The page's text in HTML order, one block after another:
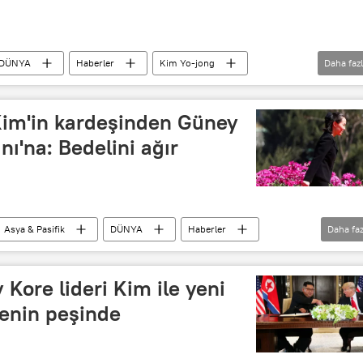
DÜNYA Haberler
Kim Yo-jong
Jen Psaki Beyaz Saray
ABD
Daha
kardeşinden Güney
Bedelini ağır
Asya & Pasifik DÜNYA
Haberler
Kovid-19 Koronavirüs Seul
Daha
Kore lideri Kim ile yeni
peşinde